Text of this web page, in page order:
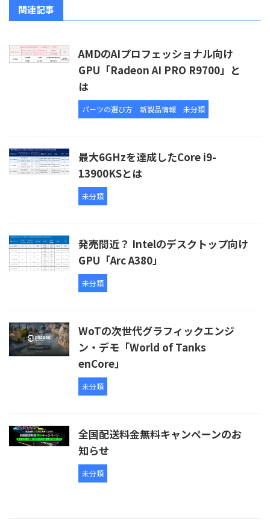
関連記事
AMDのAIプロフェッショナル向け
GPU「Radeon AI PRO R9700」と
は
パーツの選び方 新製品情報 未分類
最大6GHzを達成したCore i9-
13900KSとは
未分類
発売間近？ Intelのデスクトップ向け
GPU「Arc A380」
未分類
WoTの次世代グラフィックエンジ
ン・デモ「World of Tanks
enCore」
未分類
全国配送料金無料キャンペーンのお
知らせ
未分類